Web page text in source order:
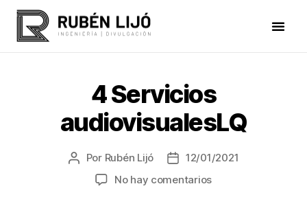
4 Servicios
audiovisualesLQ
Por Rubén Lijó
12/01/2021
No hay comentarios